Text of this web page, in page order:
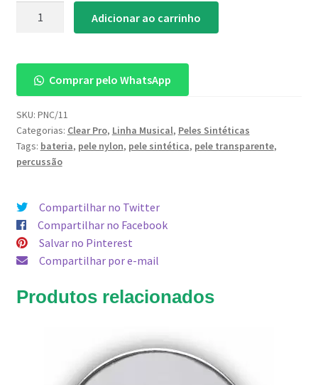
Pro
quantidade
Adicionar ao carrinho
Comprar pelo WhatsApp
SKU: PNC/11
Categorias: Clear Pro, Linha Musical, Peles Sintéticas
Tags: bateria, pele nylon, pele sintética, pele transparente,
percussão
Compartilhar no Twitter
Compartilhar no Facebook
Salvar no Pinterest
Compartilhar por e-mail
Produtos relacionados